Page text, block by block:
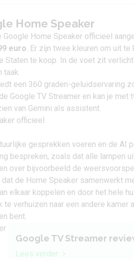
Home Speaker
Google Home Speaker officieel
euro. Er zijn twee kleuren om uit
Staten te koop. In de voet zit
taak.
een 360 graden-geluidservaring
Google TV Streamer en kan je met
van Gemini als assistent.
gesprekken voeren en de
bespreken, zoals dat alle lampen
over bijvoorbeeld de
de Home Speaker samenwerkt
elkaar koppelen en door het hele
te verhuizen naar een andere
bent.
Google TV Streamer
Lees verder